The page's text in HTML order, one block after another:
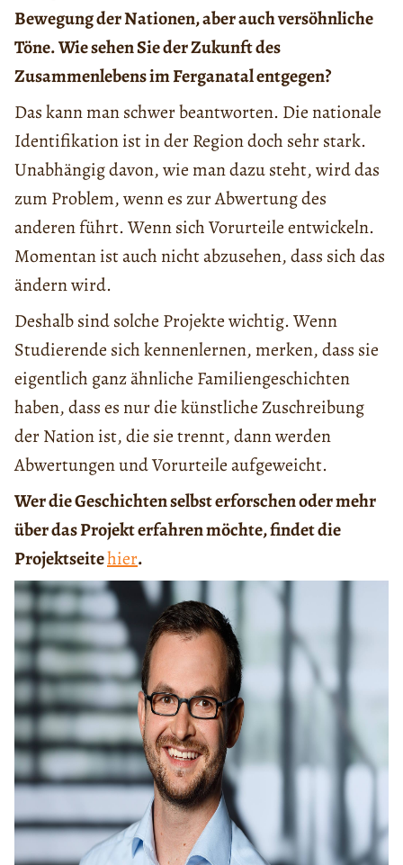
Bewegung der Nationen, aber auch versöhnliche
Töne. Wie sehen Sie der Zukunft des
Zusammenlebens im Ferganatal entgegen?
Das kann man schwer beantworten. Die nationale
Identifikation ist in der Region doch sehr stark.
Unabhängig davon, wie man dazu steht, wird das
zum Problem, wenn es zur Abwertung des
anderen führt. Wenn sich Vorurteile entwickeln.
Momentan ist auch nicht abzusehen, dass sich das
ändern wird.
Deshalb sind solche Projekte wichtig. Wenn
Studierende sich kennenlernen, merken, dass sie
eigentlich ganz ähnliche Familiengeschichten
haben, dass es nur die künstliche Zuschreibung
der Nation ist, die sie trennt, dann werden
Abwertungen und Vorurteile aufgeweicht.
Wer die Geschichten selbst erforschen oder mehr
über das Projekt erfahren möchte, findet die
Projektseitehier.